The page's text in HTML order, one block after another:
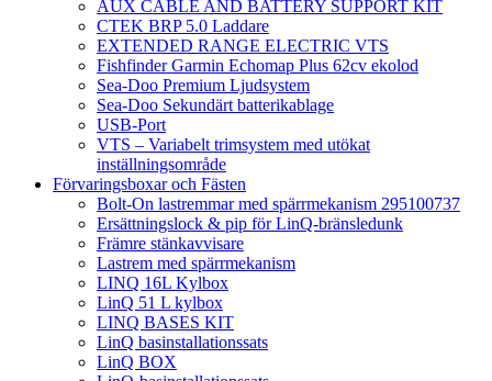
AUX CABLE AND BATTERY SUPPORT KIT
CTEK BRP 5.0 Laddare
EXTENDED RANGE ELECTRIC VTS
Fishfinder Garmin Echomap Plus 62cv ekolod
Sea-Doo Premium Ljudsystem
Sea-Doo Sekundärt batterikablage
USB-Port
VTS – Variabelt trimsystem med utökat
inställningsområde
Förvaringsboxar och Fästen
Bolt-On lastremmar med spärrmekanism 295100737
Ersättningslock & pip för LinQ-bränsledunk
Främre stänkavvisare
Lastrem med spärrmekanism
LINQ 16L Kylbox
LinQ 51 L kylbox
LINQ BASES KIT
LinQ basinstallationssats
LinQ BOX